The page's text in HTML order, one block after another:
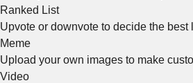
Ranked List
Upvote or downvote to decide the best
Meme
Upload your own images to make
Video